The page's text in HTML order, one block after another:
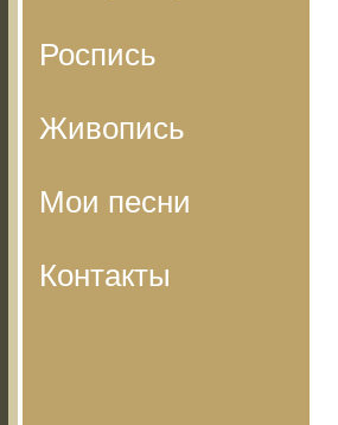
Роспись
Живопись
Мои песни
Контакты